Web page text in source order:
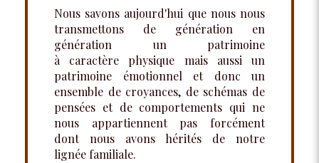
Nous savons aujourd'hui que nous nous
transmettons de génération en
génération un patrimoine
à caractère physique mais aussi un
patrimoine émotionnel et donc un
ensemble de croyances, de schémas de
pensées et de comportements qui ne
nous appartiennent pas forcément
dont nous avons hérités de notre
lignée familiale.